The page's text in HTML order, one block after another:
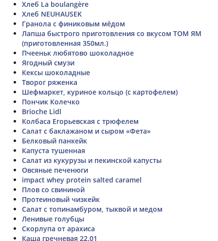
Хлеб La boulangère
Хлеб NEUHAUSEK
Гранола с финиковым мёдом
Лапша быстрого приготовления со вкусом ТОМ ЯМ
(приготовленная 350мл.)
Пчееньк любятово шоколадное
Ягодный смузи
Кексы шоколадные
Творог ряженка
Шефмаркет, куриное кольцо (с картофелем)
Пончик Колечко
Brioche Lidl
Колбаса Егорьевская с трюфелем
Салат с баклажаном и сыром «Фета»
Белковый панкейк
Капуста тушенная
Салат из кукурузы и пекинской капусты
Овсяные печенюги
impact whey protein salted caramel
Плов со свининой
Протеиновый чизкейк
Салат с топинамбуром, тыквой и медом
Ленивые голубцы
Скорлупа от арахиса
Каша гречневая 22.01